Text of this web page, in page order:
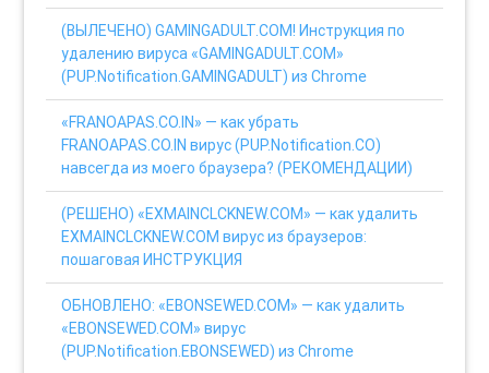
(ВЫЛЕЧЕНО) GAMINGADULT.COM! Инструкция по
удалению вируса «GAMINGADULT.COM»
(PUP.Notification.GAMINGADULT) из Chrome
«FRANOAPAS.CO.IN» — как убрать
FRANOAPAS.CO.IN вирус (PUP.Notification.CO)
навсегда из моего браузера? (РЕКОМЕНДАЦИИ)
(РЕШЕНО) «EXMAINCLCKNEW.COM» — как удалить
EXMAINCLCKNEW.COM вирус из браузеров:
пошаговая ИНСТРУКЦИЯ
ОБНОВЛЕНО: «EBONSEWED.COM» — как удалить
«EBONSEWED.COM» вирус
(PUP.Notification.EBONSEWED) из Chrome